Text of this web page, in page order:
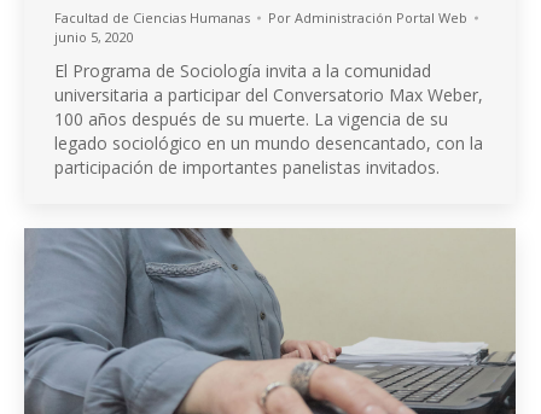
Facultad de Ciencias Humanas Por Administración Portal Web
junio 5, 2020
El Programa de Sociología invita a la comunidad
universitaria a participar del Conversatorio Max Weber,
100 años después de su muerte. La vigencia de su
legado sociológico en un mundo desencantado, con la
participación de importantes panelistas invitados.